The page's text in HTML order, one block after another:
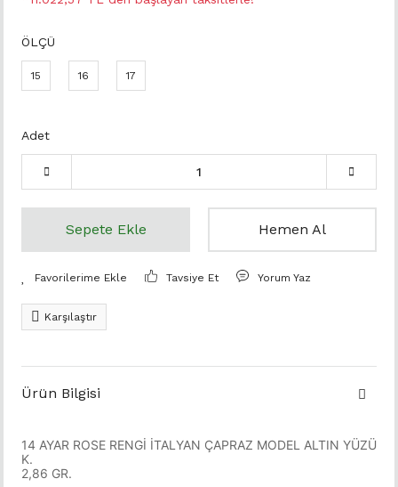
ÖLÇÜ
15 16 17
Adet
Sepete Ekle Hemen Al
Tavsiye Et Yorum Yaz
Karşılaştır
Ürün Bilgisi
14 AYAR ROSE RENGİ İTALYAN ÇAPRAZ MODEL ALTIN YÜZÜ
K.
2,86 GR.